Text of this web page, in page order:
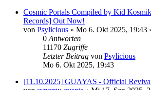
Cosmic Portals Compiled by Kid
Records] Out Now!
von Psylicious » Mo 6. Okt 2025, 19:43
0 Antworten
11170 Zugriffe
Letzter Beitrag von Psylicious
Mo 6. Okt 2025, 19:43
[11.10.2025] GUAYAS - Official